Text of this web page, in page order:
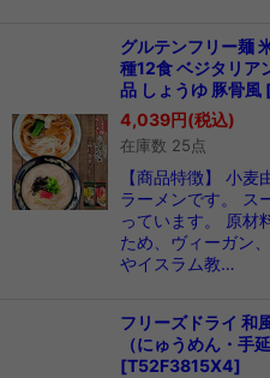
グルテンフリー麺
種12食 ベジタリア
品 しょうゆ 豚骨風
4,039円(税込)
在庫数 25点
【商品特徴】 小
ラーメンです。 ス
っています。 原材
ため、ヴィーガン
やイスラム教…
フリーズドライ 和
（にゅうめん・手
[T52F3815X4]